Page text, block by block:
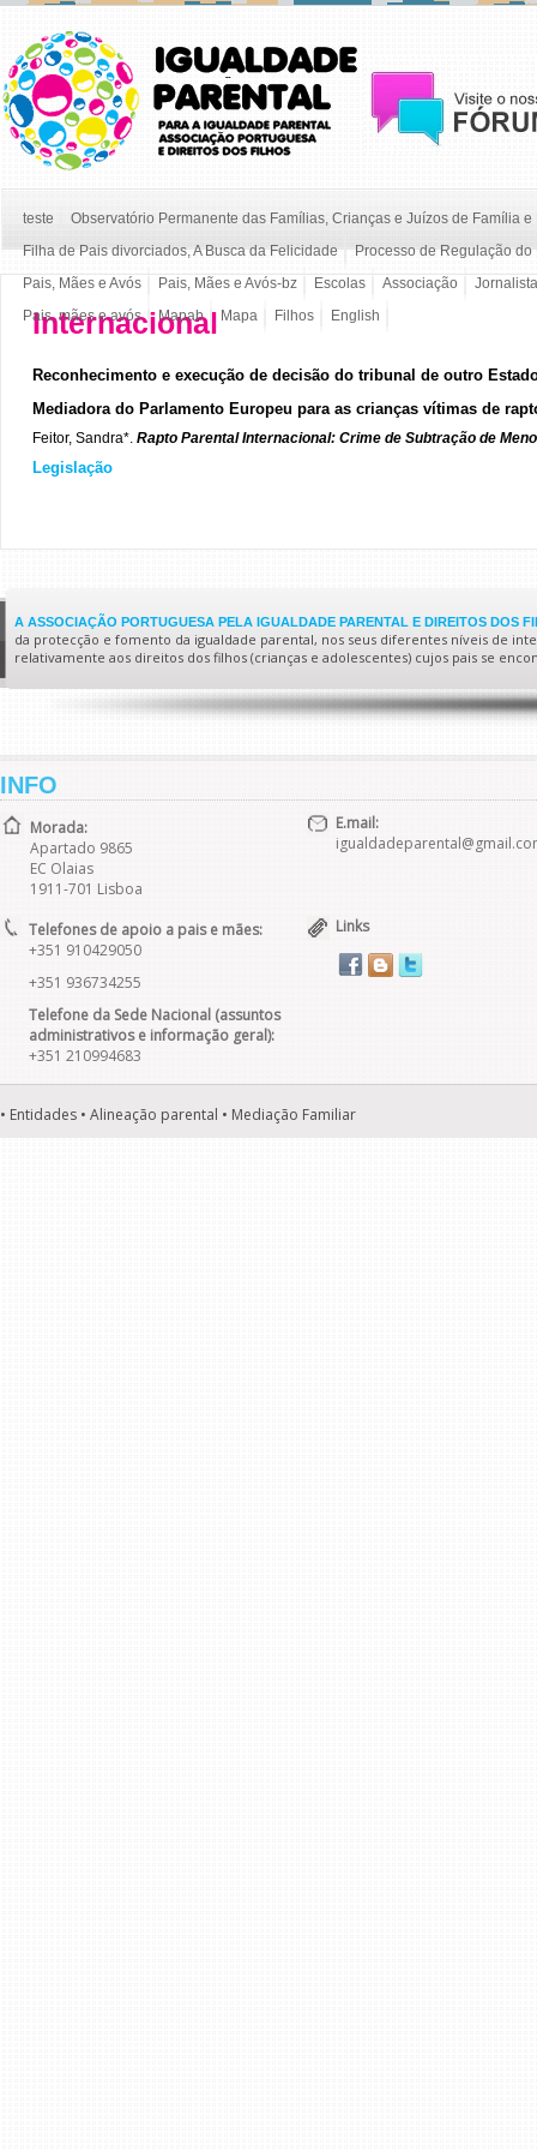
teste
Observatório Permanente das Famílias, Crianças e Juízos de Família e
Filha de Pais divorciados, A Busca da Felicidade
Processo de Regulação
Pais, Mães e Avós
Pais, Mães e Avós-bz Escolas Associação
Pais, mães e avós
Mapab Mapa Filhos English
Internacional
Reconhecimento e execução de decisão do tribunal de outro
Mediadora do Parlamento Europeu para as crianças vítimas de
Feitor, Sandra*. Rapto Parental Internacional: Crime de Subtração de
Legislação
A ASSOCIAÇÃO PORTUGUESA PELA IGUALDADE PARENTAL E DIREITOS DOS
da protecção e fomento da igualdade parental, nos seus diferentes níveis de
relativamente aos direitos dos filhos (crianças e adolescentes) cujos pais se
INFO
Morada:
Apartado 9865
EC Olaias
1911-701 Lisboa
E.mail:
Telefones de apoio a pais e mães:
+351 910429050
+351 936734255
Telefone da Sede Nacional (assuntos
administrativos e informação geral):
+351 210994683
Links
• Entidades • Alineação parental • Mediação Familiar